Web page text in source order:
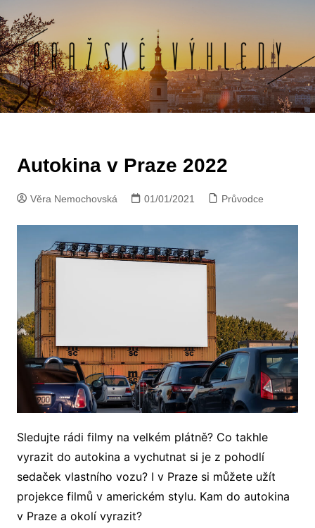
to
content
Autokina v Praze 2022
Věra Nemochovská 01/01/2021 Průvodce
Sledujte rádi filmy na velkém plátně? Co takhle
vyrazit do autokina a vychutnat si je z pohodlí
sedaček vlastního vozu? I v Praze si můžete užít
projekce filmů v americkém stylu. Kam do autokina
v Praze a okolí vyrazit?